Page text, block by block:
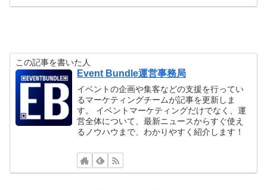
この記事を書いた人
Event Bundle運営事務局
イベントの企画や集客などの支援を行ってい
るマーケティングチームが記事を更新しま
す。 イベントマーケティングだけでなく、運
営全体について、最新ニュースからすぐ使え
るノウハウまで、わかりやすく紹介します！